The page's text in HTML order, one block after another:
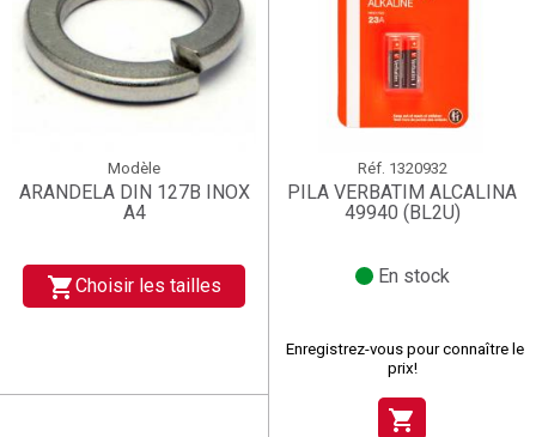
Modèle
ARANDELA DIN 127B INOX
A4
shopping_cartChoisir les tailles
Réf. 1320932
PILA VERBATIM ALCALINA
49940 (BL2U)
En stock
Enregistrez-vous pour connaître le
prix!
shopping_cart